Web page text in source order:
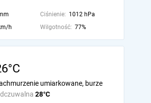
Ciśnienie: 1012 hPa
h Wilgotność: 77%
28°C
umiarkowane, burze